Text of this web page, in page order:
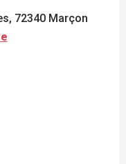
72340 Marçon